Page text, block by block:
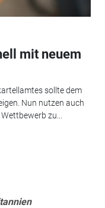
mit neuem
sollte dem
Nun nutzen auch
zu...